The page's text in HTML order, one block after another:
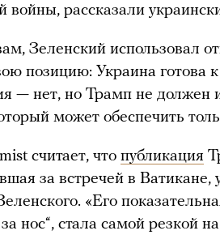
войны, рассказали
Зеленский использовал
позицию: Украина готова
— нет, но Трамп не должен
может обеспечить
считает, что публикация
за встречей в Ватикане,
«Его
за нос“, стала самой резкой